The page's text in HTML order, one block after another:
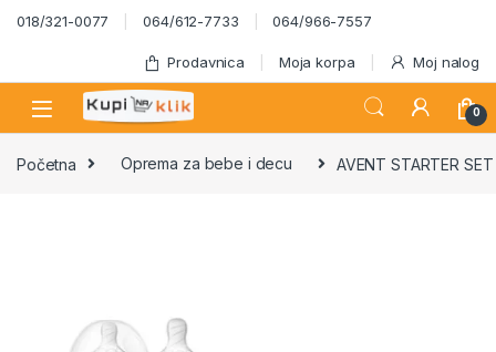
Skip to navigation
Skip to content
018/321-0077 064/612-7733 064/966-7557
Prodavnica Moja korpa Moj nalog
0
Početna Oprema za bebe i decu AVENT STARTER